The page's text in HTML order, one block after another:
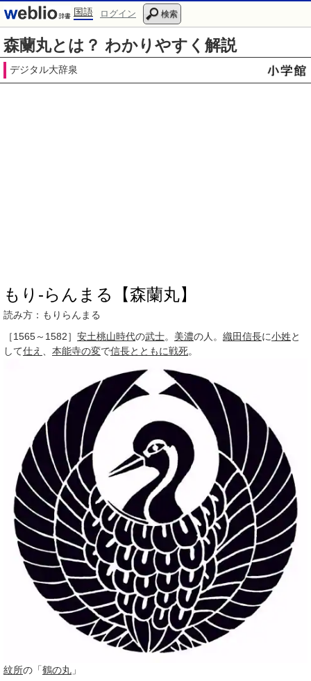
国語 ログイン 検索
森蘭丸とは？ わかりやすく解説
デジタル大辞泉
もり‐らんまる【森蘭丸】
読み方：もりらんまる
［1565～1582］ 安土桃山時代の武士。 美濃の人。 織田信長に小姓と
して仕え 本能寺の変で信長とともに戦死。
紋所の「鶴の丸 」